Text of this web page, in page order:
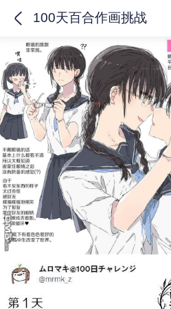
100天百合作画挑战